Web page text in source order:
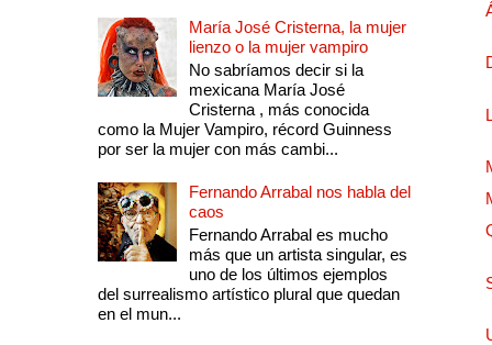
María José Cristerna, la mujer
lienzo o la mujer vampiro
No sabríamos decir si la
mexicana María José
Cristerna , más conocida
como la Mujer Vampiro, récord Guinness
por ser la mujer con más cambi...
Fernando Arrabal nos habla del
caos
Fernando Arrabal es mucho
más que un artista singular, es
uno de los últimos ejemplos
del surrealismo artístico plural que quedan
en el mun...